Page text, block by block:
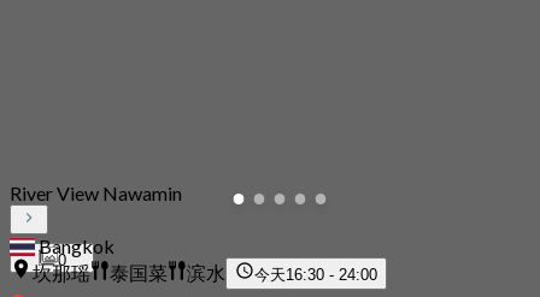
0
River View Nawamin
Bangkok
坎那瑶
泰国菜 滨水 今天16:30 - 24:00